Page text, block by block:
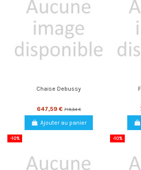
Chaise Debussy
647,59 € 719,54 €
Ajouter au panier
-10% -10%